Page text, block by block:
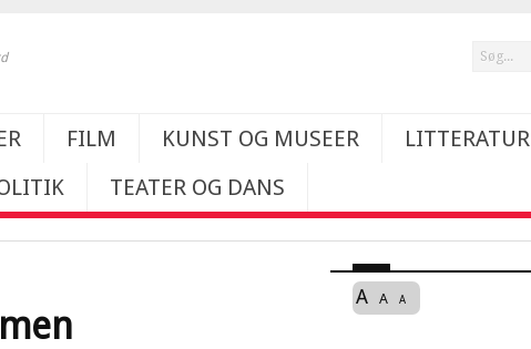
FILM KUNST OG MUSEER
LITTERATUR
TEATER OG DANS
A A A